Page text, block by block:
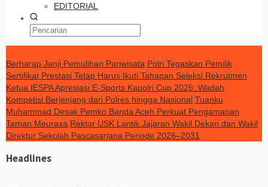
EDITORIAL
Berharap Janji Pemulihan Pariwisata Polri Tegaskan Pemilik
Sertifikat Prestasi Tetap Harus Ikuti Tahapan Seleksi Rekrutmen
Ketua IESPA Apresiasi E-Sports Kapolri Cup 2026: Wadah
Kompetisi Berjenjang dari Polres hingga Nasional Tuanku
Muhammad Desak Pemko Banda Aceh Perkuat Pengamanan
Taman Meuraxa Rektor USK Lantik Jajaran Wakil Dekan dan Wakil
Direktur Sekolah Pascasarjana Periode 2026–2031
Headlines